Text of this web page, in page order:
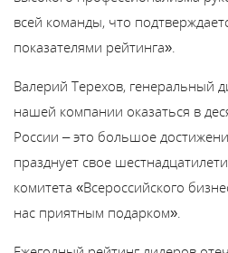
y
т
всей команды, что
показателями рейтинга».
Валерий Терехов, генеральный
нашей компании оказаться в
России – это большое
празднует свое
комитета «Всероссийского
нас приятным подарком».